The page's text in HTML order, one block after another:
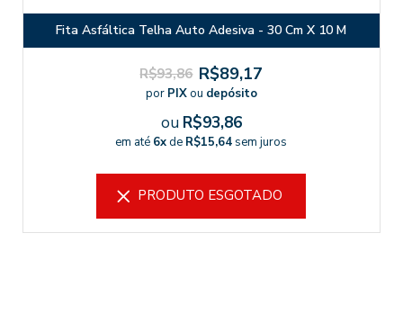
Fita Asfáltica Telha Auto Adesiva - 30 Cm X 10 M
R$93,86 R$89,17
por PIXou depósito
ou R$93,86
em até 6xde R$15,64 sem juros
PRODUTO ESGOTADO